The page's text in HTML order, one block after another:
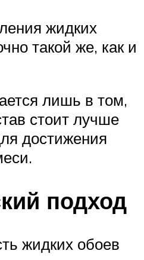
жидких
такой же, как и
лишь в том,
стоит лучше
достижения
подход
жидких обоев